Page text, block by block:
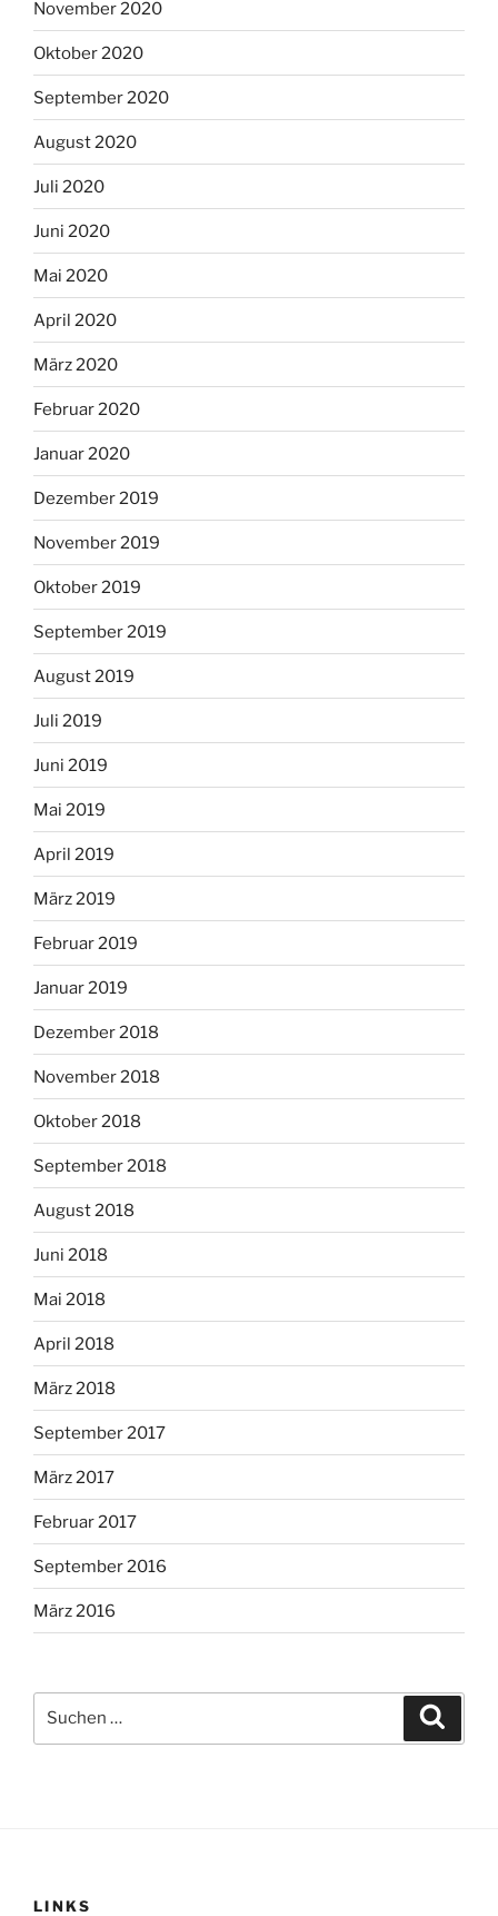
November 2020
Oktober 2020
September 2020
August 2020
Juli 2020
Juni 2020
Mai 2020
April 2020
März 2020
Februar 2020
Januar 2020
Dezember 2019
November 2019
Oktober 2019
September 2019
August 2019
Juli 2019
Juni 2019
Mai 2019
April 2019
März 2019
Februar 2019
Januar 2019
Dezember 2018
November 2018
Oktober 2018
September 2018
August 2018
Juni 2018
Mai 2018
April 2018
März 2018
September 2017
März 2017
Februar 2017
September 2016
März 2016
nach:
LINKS